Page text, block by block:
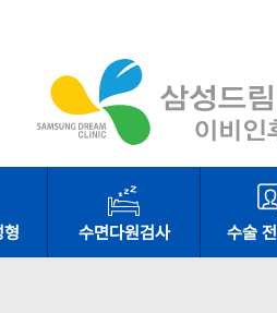
수면다원검사 수술